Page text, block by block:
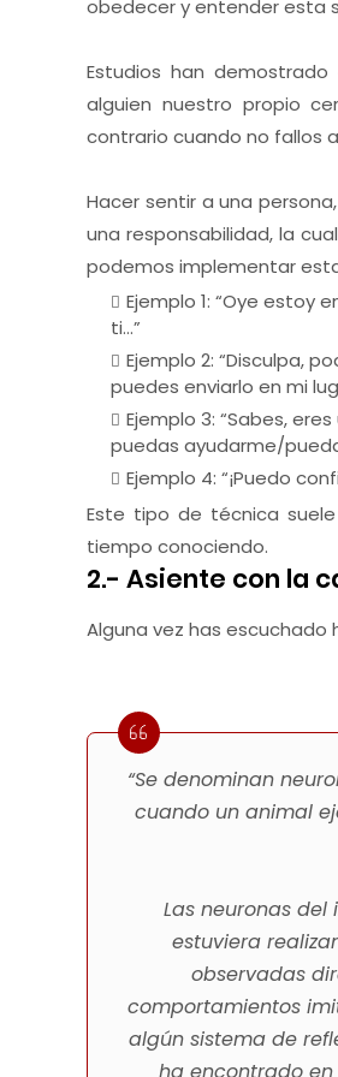
obedecer y entender esta
Estudios han
alguien nuestro propio
contrario cuando no fallos
Hacer sentir a una
una responsabilidad, la
podemos implementar
Ejemplo 1: “Oye estoy
ti…”
Ejemplo 2: “Disculpa,
puedes enviarlo en mi
Ejemplo 3: “Sabes,
puedas ayudarme/
Ejemplo 4: “¡Puedo
Este tipo de técnica
tiempo conociendo.
2.- Asiente con la
Alguna vez has escuchado
“Se denominan
cuando un animal
Las neuronas
estuviera
observadas
comportamientos
algún sistema de